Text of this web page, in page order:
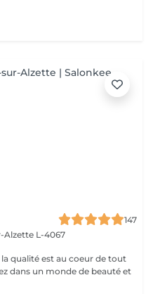
147
Alzette L-4067
qualité est au coeur de tout
dans un monde de beauté et